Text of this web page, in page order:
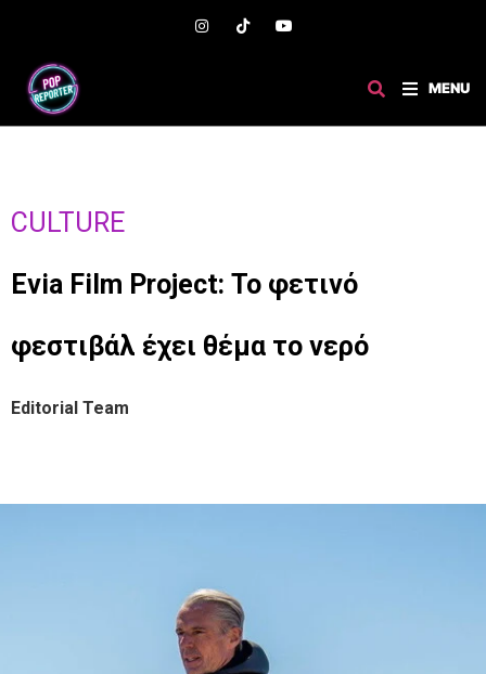
MENU
CULTURE
Evia Film Project: Το φετινό
φεστιβάλ έχει θέμα το νερό
Editorial Team